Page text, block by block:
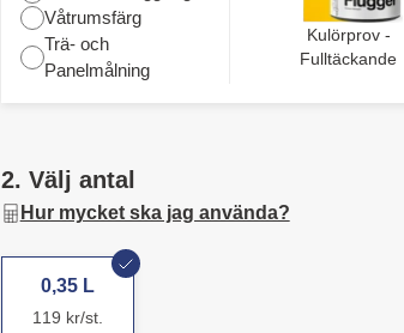
Våtrumsfärg
Trä- och
Panelmålning
Kulörprov -
Fulltäckande
2. Välj antal
Hur mycket ska jag använda?
0,35 L
119 kr/st.